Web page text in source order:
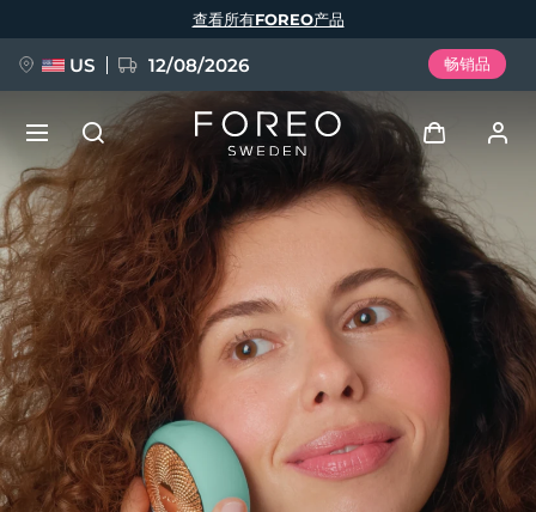
查看所有FOREO产品
US 12/08/2026 畅销品
登录
用户信息
我的设备
我的订单
我的地址
新品
FAQ™ Pure Beauty-Tech Elixir
BREAKING NEWS
issa™ Teeth Whitening Set
语言
English Deutsch
Español
Français
Italiano
Português
Polski
Svenska
Русский
Türkçe
简体中文 繁體中文